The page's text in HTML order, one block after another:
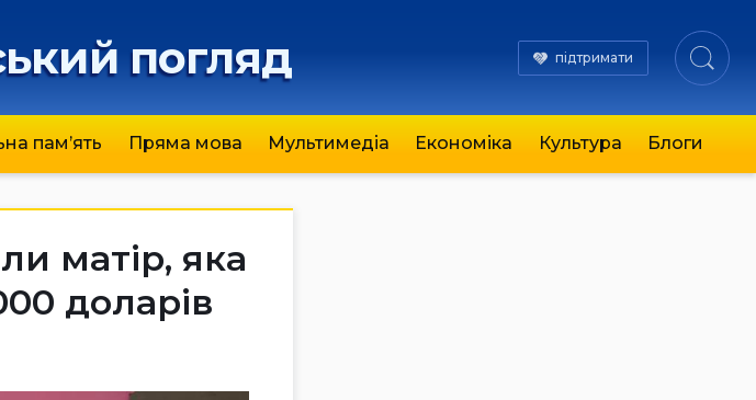
погляд підтримати
пам’ять Пряма мова Мультимедіа Економіка Культура Блоги
матір, яка
доларів